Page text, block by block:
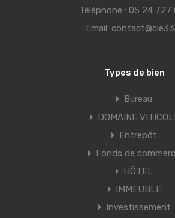
Téléphone : 05 24 727
Email:
Types de bien
Bureau
DOMAINE
Entrepôt
Fonds de
HÔTEL
IMMEUBLE
Investissement